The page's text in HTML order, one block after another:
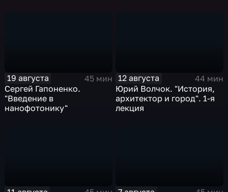
19 августа
45 мин
Сергей Гапоненко.
"Введение в
нанофотонику"
12 августа
44 мин
Юрий Волчок. "История,
архитектор и город". 1-я
лекция